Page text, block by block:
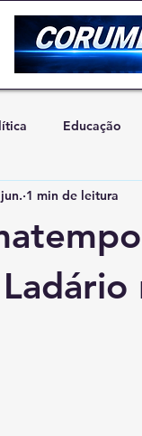
Educação
de Opinião
1 min de leitura